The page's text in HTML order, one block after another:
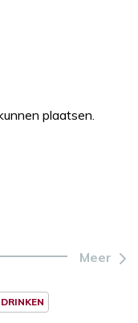
plaatsen.
Meer